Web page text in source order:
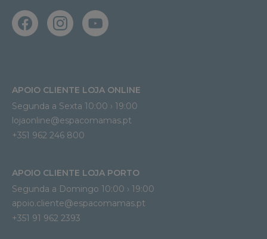
APOIO CLIENTE LOJA ONLINE
Segunda a Sexta 10:00 › 19:00
lojaonline@espacomamas.pt
+351 962 246 800
APOIO CLIENTE LOJA PORTO
Segunda a Domingo 10:00 › 19:00
apoio.cliente@espacomamas.pt
+351 91 962 2393